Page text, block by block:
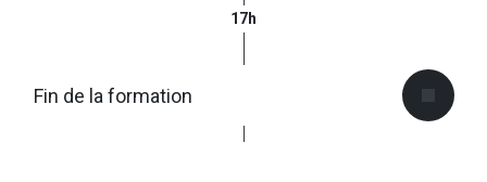
17h
Fin de la formation